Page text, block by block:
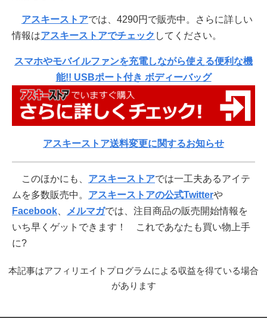
アスキーストアでは、4290円で販売中。さらに詳しい
情報はアスキーストアでチェック してください。
スマホやモバイルファンを充電しながら使える便利な機
能!! USBポート付き ボディーバッグ
アスキーストア送料変更に関するお知らせ
このほかにも、 アスキーストアでは一工夫あるアイテ
ムを多数販売中。 アスキーストアの公式Twitterや
Facebook
メルマガでは、注目商品の販売開始情報を
いち早くゲットできます！ これであなたも買い物上手
に?
本記事はアフィリエイトプログラムによる収益を得ている場合
があります